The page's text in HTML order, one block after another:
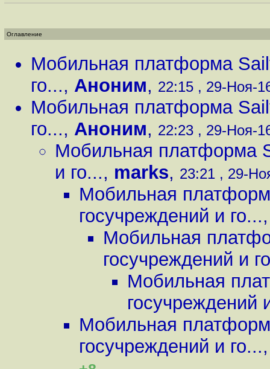
Оглавление
Мобильная платформа
го..., Аноним, 22:15 , 29-Ноя-
Мобильная платформа
го..., Аноним, 22:23 , 29-Ноя-
Мобильная платформа
и го..., marks, 23:21 , 29-
Мобильная
госучреждений и го...
Мобильная
госучреждений и
Мобильная
госучреждений
Мобильная
госучреждений и го...